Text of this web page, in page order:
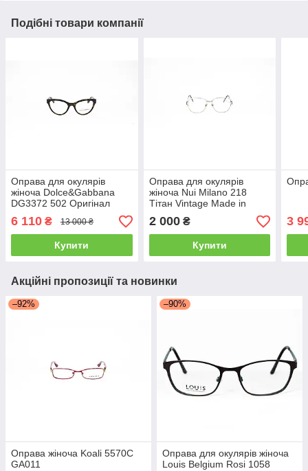
Подібні товари компанії
Оправа для окулярів
жіноча Dolce&Gabbana
DG3372 502 Оригінал
6 110 ₴ 13 000 ₴
Купити
Оправа для окулярів
жіноча Nui Milano 218
Тітан Vintage Made in
Japan
2 000₴
Купити
3
Акційні пропозиції та новинки
–92%
Оправа жіноча Koali 5570С
GA011
–90%
Оправа для окулярів жіноча
Louis Belgium Rosi 1058